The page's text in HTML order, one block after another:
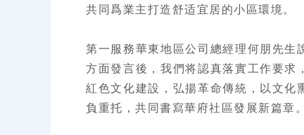
共同爲業主打造舒适宜居的小區環境。
第一服務華東地區公司總經理何朋先
方面發言後，我們将認真落實工作要
紅色文化建設，弘揚革命傳統，以文
負重托，共同書寫華府社區發展新篇章。